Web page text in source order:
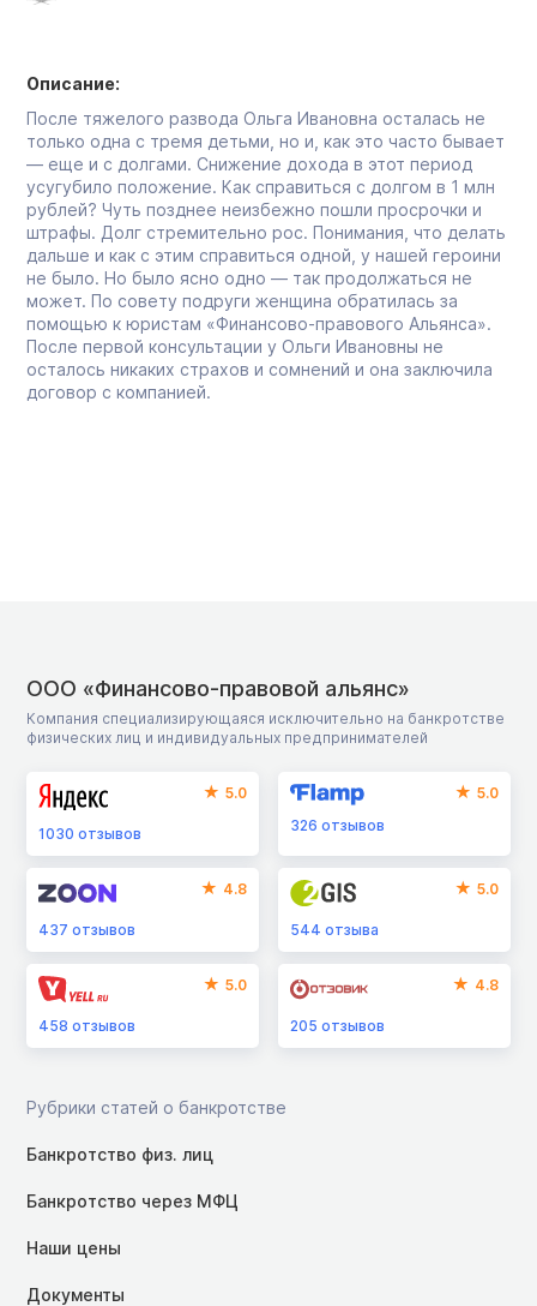
Описание:
После тяжелого развода Ольга Ивановна осталась не
только одна с тремя детьми, но и, как это часто бывает
— еще и с долгами. Снижение дохода в этот период
усугубило положение. Как справиться с долгом в 1 млн
рублей? Чуть позднее неизбежно пошли просрочки и
штрафы. Долг стремительно рос. Понимания, что делать
дальше и как с этим справиться одной, у нашей героини
не было. Но было ясно одно — так продолжаться не
может. По совету подруги женщина обратилась за
помощью к юристам «Финансово-правового Альянса».
После первой консультации у Ольги Ивановны не
осталось никаких страхов и сомнений и она заключила
договор с компанией.
ООО «Финансово-правовой альянс»
Компания специализирующаяся исключительно на банкротстве
физических лиц и индивидуальных предпринимателей
5.0
1030 отзывов
5.0
326отзывов
4.8
437 отзывов
5.0
544отзыва
5.0
458 отзывов
4.8
205отзывов
Рубрики статей о банкротстве
Банкротство физ. лиц
Банкротство через МФЦ
Наши цены
Документы